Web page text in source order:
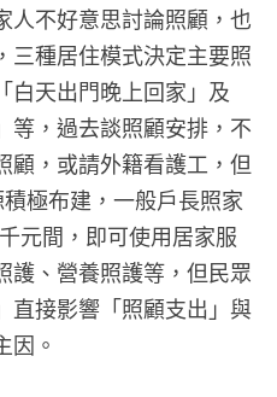
人不好意思討論照顧，也
三種居住模式決定主要照
白天出門晚上回家」及
等，過去談照顧安排，不
顧，或請外籍看護工，但
極布建，一般戶長照家
元間，即可使用居家服
護、營養照護等，但民眾
直接影響「照顧支出」與
因。